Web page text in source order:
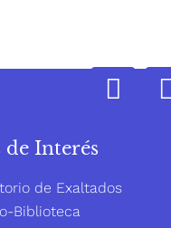
de Interés
de Exaltados
Biblioteca